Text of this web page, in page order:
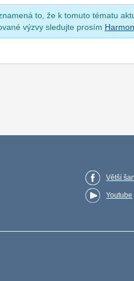
to, že k tomuto tématu
výzvy sledujte prosím
Větší
Youtube